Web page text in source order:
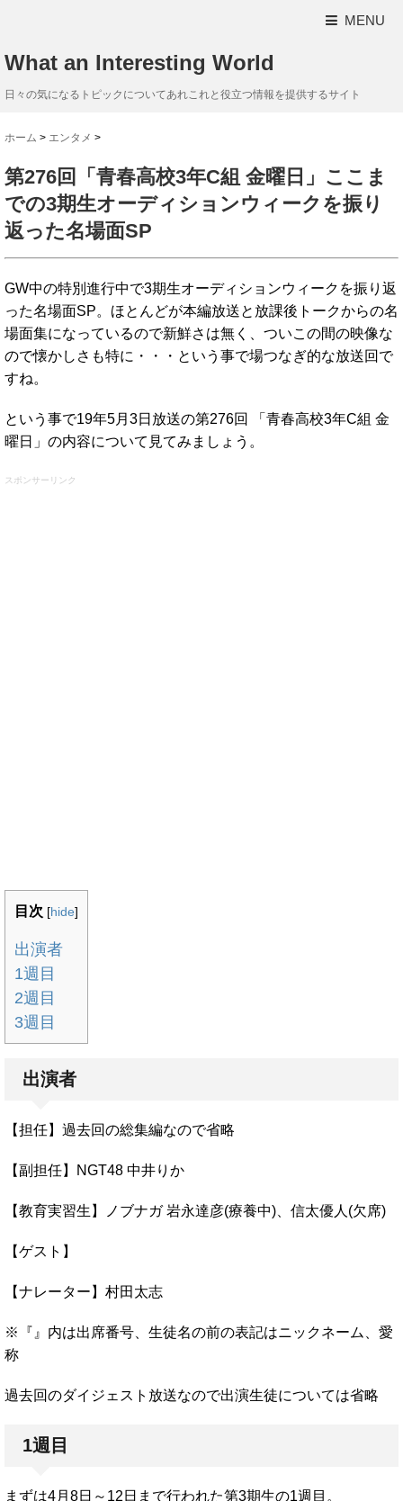
MENU
What an Interesting World
日々の気になるトピックについてあれこれと役立つ情報を提供するサイト
ホーム > エンタメ >
第276回「青春高校3年C組 金曜日」ここま
での3期生オーディションウィークを振り
返った名場面SP
GW中の特別進行中で3期生オーディションウィークを振り返
った名場面SP。ほとんどが本編放送と放課後トークからの名
場面集になっているので新鮮さは無く、ついこの間の映像な
ので懐かしさも特に・・・という事で場つなぎ的な放送回で
すね。
という事で19年5月3日放送の第276回 「青春高校3年C組 金
曜日」の内容について見てみましょう。
スポンサーリンク
目次 [hide]
出演者
1週目
2週目
3週目
出演者
【担任】過去回の総集編なので省略
【副担任】NGT48 中井りか
【教育実習生】ノブナガ 岩永達彦(療養中)、信太優人(欠席)
【ゲスト】
【ナレーター】村田太志
※『』内は出席番号、生徒名の前の表記はニックネーム、愛
称
過去回のダイジェスト放送なので出演生徒については省略
1週目
まずは4月8日～12日まで行われた第3期生の1週目。